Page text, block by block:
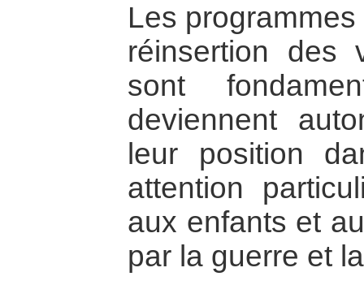
Les
réinsertion des
sont
deviennent
leur position
attention
aux enfants et
par la guerre et